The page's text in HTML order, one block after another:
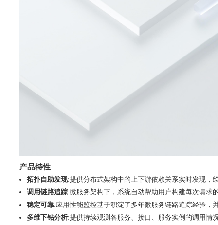
产品特性
拓扑自助发现:提供分布式架构中的上下游依赖关系实时发现，
调用链路追踪:微服务架构下，系统自动帮助用户构建每次请求
稳定可靠:应用性能监控基于积淀了多年微服务链路追踪经验，
多维下钻分析:提供持续观测各服务、接口、服务实例的调用情